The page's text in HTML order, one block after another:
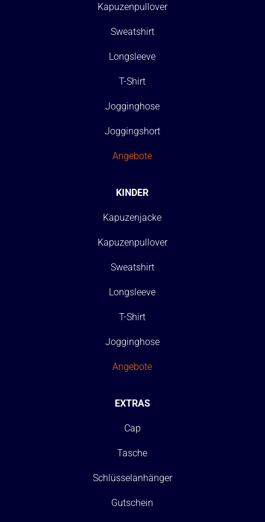
Kapuzenpullover
Sweatshirt
Longsleeve
T-Shirt
Jogginghose
Joggingshort
Angebote
KINDER
Kapuzenjacke
Kapuzenpullover
Sweatshirt
Longsleeve
T-Shirt
Jogginghose
Angebote
EXTRAS
Cap
Tasche
Schlüsselanhänger
Gutschein